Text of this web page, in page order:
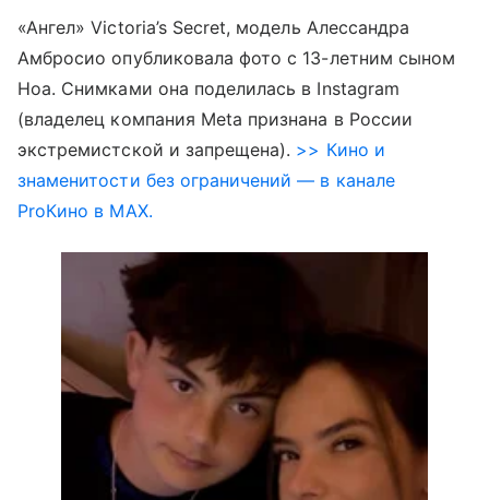
«Ангел» Victoria’s Secret, модель Алессандра
Амбросио опубликовала фото с 13-летним сыном
Ноа. Снимками она поделилась в Instagram
(владелец компания Meta признана в России
экстремистской и запрещена). >> Кино и
знаменитости без ограничений — в канале
ProКино в MAX.